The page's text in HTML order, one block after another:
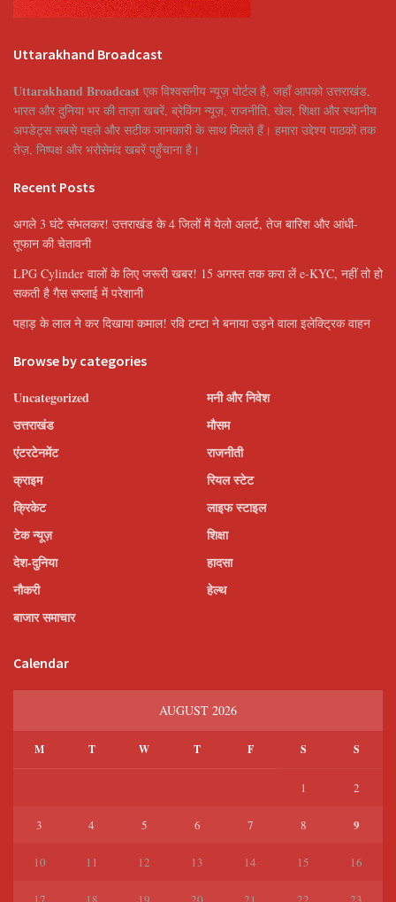
Uttarakhand Broadcast
Uttarakhand Broadcast एक विश्वसनीय न्यूज़ पोर्टल है, जहाँ आपको उत्तराखंड,
भारत और दुनिया भर की ताज़ा खबरें, ब्रेकिंग न्यूज़, राजनीति, खेल, शिक्षा और स्थानीय
अपडेट्स सबसे पहले और सटीक जानकारी के साथ मिलते हैं। हमारा उद्देश्य पाठकों तक
तेज़, निष्पक्ष और भरोसेमंद खबरें पहुँचाना है।
Recent Posts
अगले 3 घंटे संभलकर! उत्तराखंड के 4 जिलों में येलो अलर्ट, तेज बारिश और आंधी-
तूफान की चेतावनी
LPG Cylinder वालों के लिए जरूरी खबर! 15 अगस्त तक करा लें e-KYC, नहीं तो हो
सकती है गैस सप्लाई में परेशानी
पहाड़ के लाल ने कर दिखाया कमाल! रवि टम्टा ने बनाया उड़ने वाला इलेक्ट्रिक वाहन
Browse by categories
Uncategorized
उत्तराखंड
एंटरटेनमेंट
क्राइम
क्रिकेट
टेक न्यूज़
देश-दुनिया
नौकरी
बाजार समाचार
मनी और निवेश
मौसम
राजनीती
रियल स्टेट
लाइफ स्टाइल
शिक्षा
हादसा
हेल्थ
Calendar
AUGUST 2026
M T W T F S S
1 2
3 4 5 6 7 8 9
10 11 12 13 14 15 16